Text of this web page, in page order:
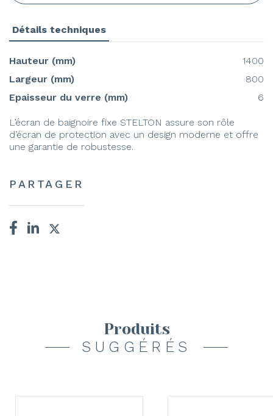
Détails techniques
Hauteur (mm)
1400
Largeur (mm)
800
Epaisseur du verre (mm)
6
L’écran de baignoire fixe STELTON assure son rôle
d’écran de protection avec un design moderne et offre
une garantie de robustesse.
PARTAGER
Produits
SUGGÉRÉS